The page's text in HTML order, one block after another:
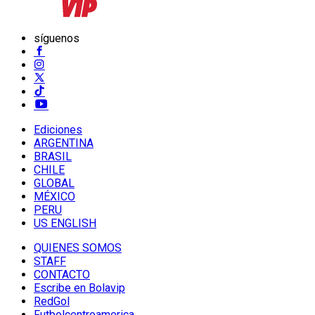
síguenos
Ediciones
ARGENTINA
BRASIL
CHILE
GLOBAL
MÉXICO
PERU
US ENGLISH
QUIENES SOMOS
STAFF
CONTACTO
Escribe en Bolavip
RedGol